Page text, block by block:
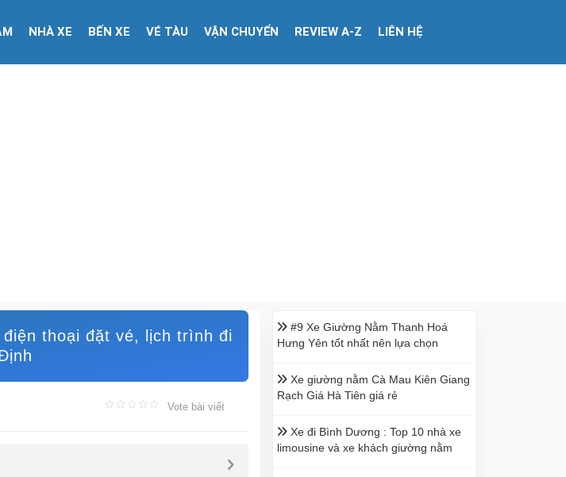
NHÀ XE BẾN XE VÉ TÀU VẬN CHUYỂN REVIEW A-Z LIÊN HỆ
thoại đặt vé, lịch trình đi
Vote bài viết
#9 Xe Giường Nằm Thanh Hoá
Hưng Yên tốt nhất nên lựa chọn
Xe giường nằm Cà Mau Kiên Giang
Rạch Giá Hà Tiên giá rẻ
Xe đi Bình Dương : Top 10 nhà xe
limousine và xe khách giường nằm